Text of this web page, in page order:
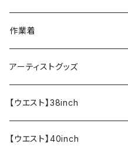
ペンケース
作業着
アーティストグッズ
【ウエスト】38inch
【ウエスト】40inch